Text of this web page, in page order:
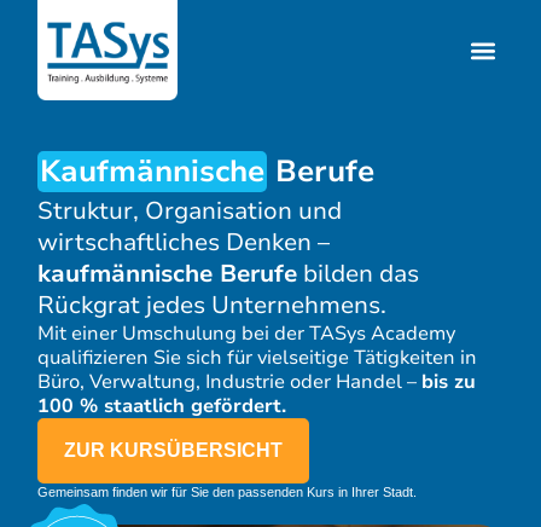
Kaufmännische Berufe
Struktur, Organisation und
wirtschaftliches Denken –
kaufmännische Berufe bilden das
Rückgrat jedes Unternehmens.
Mit einer Umschulung bei der TASys Academy
qualifizieren Sie sich für vielseitige Tätigkeiten in
Büro, Verwaltung, Industrie oder Handel – bis zu
100 % staatlich gefördert.
ZUR KURSÜBERSICHT
Gemeinsam finden wir für Sie den passenden Kurs in Ihrer Stadt.